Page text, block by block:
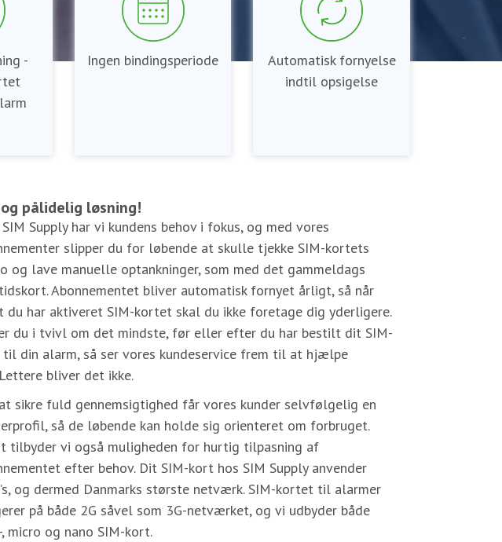
-
Ingen bindingsperiode
Automatisk fornyelse
indtil opsigelse
pålidelig løsning!
Supply har vi kundens behov i fokus, og med vores
slipper du for løbende at skulle tjekke SIM-kortets
og lave manuelle optankninger, som med det gammeldags
Abonnementet bliver automatisk fornyet årligt, så når
du har aktiveret SIM-kortet skal du ikke foretage dig yderligere.
du i tvivl om det mindste, før eller efter du har bestilt dit SIM-
din alarm, så ser vores kundeservice frem til at hjælpe
bliver det ikke.
sikre fuld gennemsigtighed får vores kunder selvfølgelig en
så de løbende kan holde sig orienteret om forbruget.
tilbyder vi også muligheden for hurtig tilpasning af
efter behov. Dit SIM-kort hos SIM Supply anvender
og dermed Danmarks største netværk. SIM-kortet til alarmer
på både 2G såvel som 3G-netværket, og vi udbyder både
, micro og nano SIM-kort.